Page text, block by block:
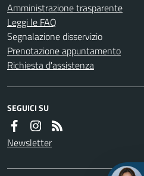
Amministrazione trasparente
Leggi le FAQ
Segnalazione disservizio
Prenotazione appuntamento
Richiesta d'assistenza
SEGUICI SU
Newsletter